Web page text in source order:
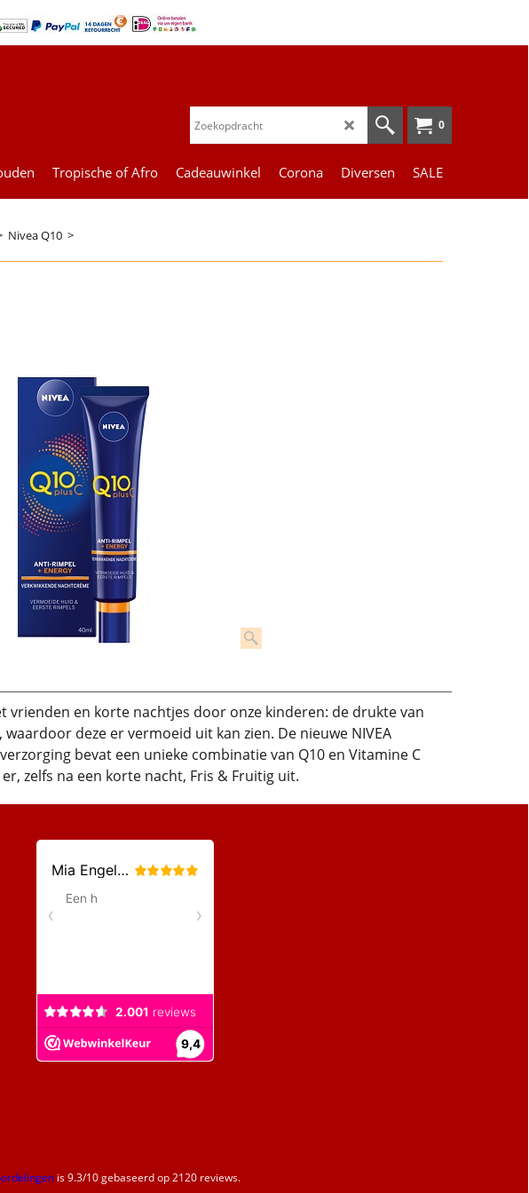
0
Tropische of Afro Cadeauwinkel Corona Diversen SALE
Nivea Q10 >
vrienden en korte nachtjes door onze kinderen: de drukte van
deze er vermoeid uit kan zien. De nieuwe NIVEA
bevat een unieke combinatie van Q10 en Vitamine C
zelfs na een korte nacht, Fris & Fruitig uit.
is9.3/10gebaseerd op 2120 reviews.